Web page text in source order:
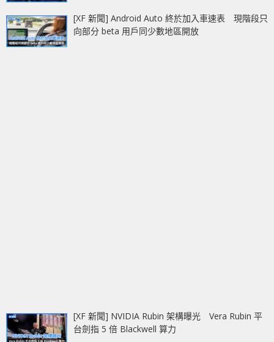
[XF 新聞] Android Auto 終於加入車速表 現階段只
向部分 beta 用戶同少數地區開放
[XF 新聞] NVIDIA Rubin 架構曝光 Vera Rubin 平
台劍指 5 倍 Blackwell 算力